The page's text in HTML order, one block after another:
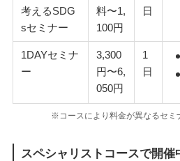
考えるSDG
sセミナー
料〜1,
100円
日
1DAYセミナ
ー
3,300
円〜6,
050円
1
日
※コースにより料金が異なるセ
スペシャリストコースで開催